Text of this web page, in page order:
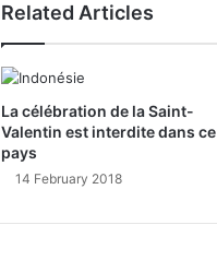
Related Articles
La célébration de la Saint-
Valentin est interdite dans ce
pays
14 February 2018